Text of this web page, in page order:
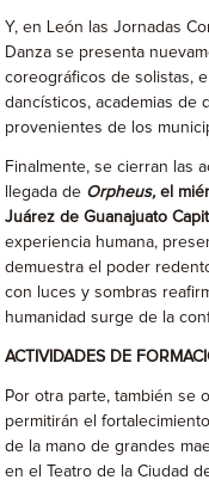
Y, en León las Jornadas
Danza se presenta
coreográficos de solistas,
dancísticos, academias de
provenientes de los
Finalmente, se cierran las
llegada de Orpheus,el
Juárez de Guanajuato
experiencia humana,
demuestra el poder
con luces y sombras
humanidad surge de la
ACTIVIDADES DE
Por otra parte, también se
permitirán el
de la mano de grandes
en el Teatro de la Ciudad